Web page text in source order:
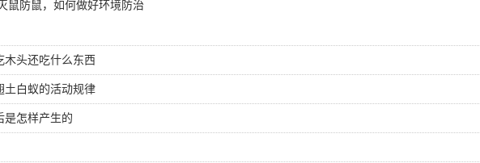
鼠防鼠，如何做好环境防治
木头还吃什么东西
土白蚁的活动规律
是怎样产生的